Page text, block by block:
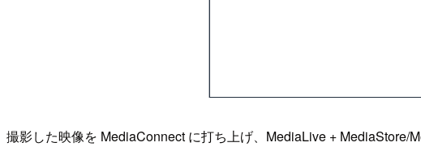
撮影した映像を MediaConnect に打ち上げ、MediaLive +